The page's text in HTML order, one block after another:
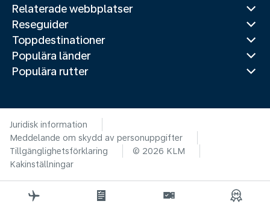
Relaterade webbplatser
Reseguider
Toppdestinationer
Populära länder
Populära rutter
Juridisk information
Meddelande om skydd av personuppgifter
Tillgänglighetsförklaring
© 2026 KLM
Kakinställningar